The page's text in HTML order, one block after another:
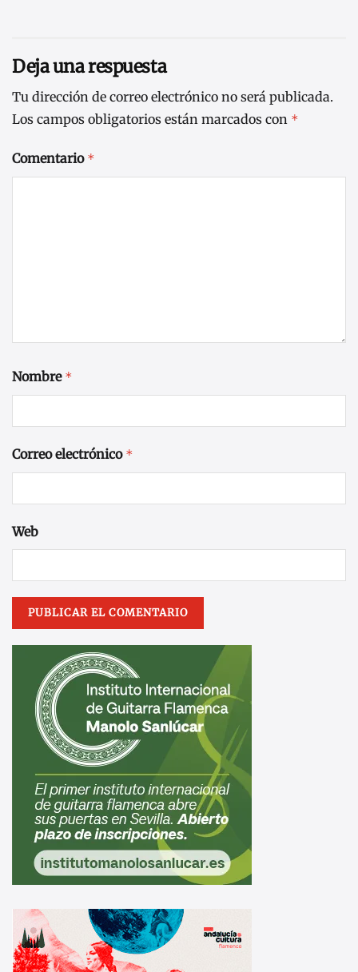
Deja una respuesta
Tu dirección de correo electrónico no será publicada.
Los campos obligatorios están marcados con *
Comentario *
Nombre *
Correo electrónico *
Web